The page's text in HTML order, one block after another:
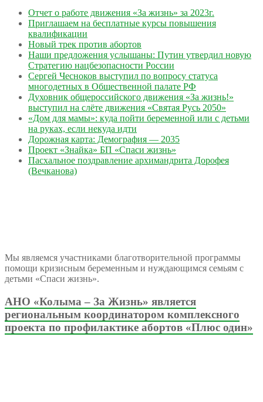
Отчет о работе движения «За жизнь» за 2023г.
Приглашаем на бесплатные курсы повышения
квалификации
Новый трек против абортов
Наши предложения услышаны: Путин утвердил новую
Стратегию нацбезопасности России
Сергей Чесноков выступил по вопросу статуса
многодетных в Общественной палате РФ
Духовник общероссийского движения «За жизнь!»
выступил на слёте движения «Святая Русь 2050»
«Дом для мамы»: куда пойти беременной или с детьми
на руках, если некуда идти
Дорожная карта: Демография — 2035
Проект «Знайка» БП «Спаси жизнь»
Пасхальное поздравление архимандрита Дорофея
(Вечканова)
Мы являемся участниками благотворительной программы
помощи кризисным беременным и нуждающимся семьям с
детьми «Спаси жизнь».
АНО «Колыма – За Жизнь» является
региональным координатором комплексного
проекта по профилактике абортов «Плюс один»